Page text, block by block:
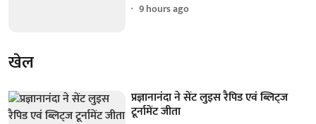
9 hours ago
खेल
प्रज्ञानानंदा ने सेंट लुइस रैपिड एवं ब्लिट्ज
टूर्नामेंट जीता